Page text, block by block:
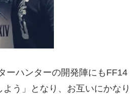
ーハンターの開発陣にもFF14
う」となり、お互いにかなり